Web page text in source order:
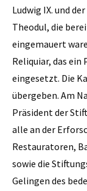
Ludwig IX. und
Theodul, die
eingemauert
Reliquiar, das
eingesetzt. Die
übergeben. Am
Präsident der
alle an der
Restauratoren,
sowie die
Gelingen des